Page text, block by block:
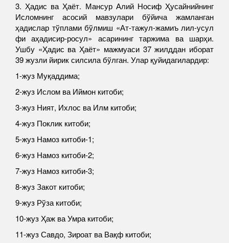
3. Ҳадис ва Ҳаёт. Мансур Алий Носиф Ҳусайнийнинг
Исломнинг асосий мавзулари бўйича жамланган
ҳадислар тўплами бўлмиш «Ат-тажул-жамиъ лил-усул
фи аҳадисир-росул» асарининг таржима ва шарҳи.
Ушбу «Ҳадис ва Ҳаёт» мажмуаси 37 жилддан иборат
39 жузли йирик силсила бўлган. Улар қуйидагилардир:
1-жуз Муқаддима;
2-жуз Ислом ва Иймон китоби;
3-жуз Ният, Ихлос ва Илм китоби;
4-жуз Поклик китоби;
5-жуз Намоз китоби-1;
6-жуз Намоз китоби-2;
7-жуз Намоз китоби-3;
8-жуз Закот китоби;
9-жуз Рўза китоби;
10-жуз Ҳаж ва Умра китоби;
11-жуз Савдо, Зироат ва Вақф китоби;